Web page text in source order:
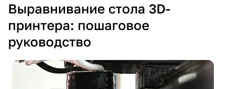
Выравнивание стола 3D-
принтера: пошаговое
руководство